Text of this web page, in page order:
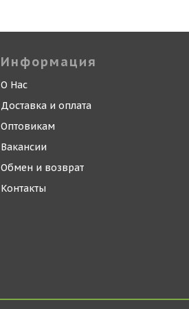
Информация
О Нас
Доставка и оплата
Оптовикам
Вакансии
Обмен и возврат
Контакты